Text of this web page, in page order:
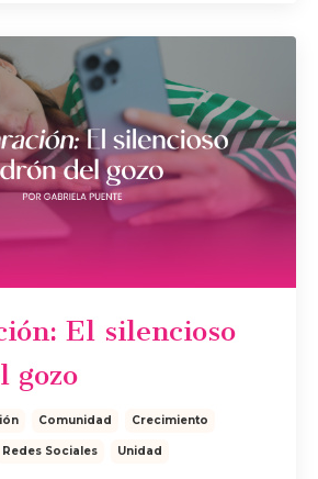
El silencioso
gozo
Comunidad Crecimiento
Redes Sociales Unidad